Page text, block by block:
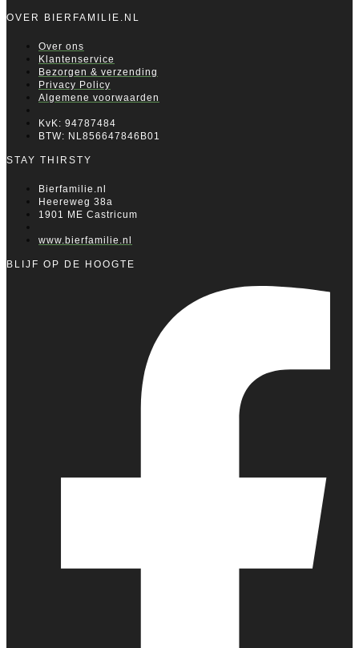
OVER BIERFAMILIE.NL
Over ons
Klantenservice
Bezorgen & verzending
Privacy Policy
Algemene voorwaarden
KvK: 94787484
BTW: NL856647846B01
STAY THIRSTY
Bierfamilie.nl
Heereweg 38a
1901 ME Castricum
www.bierfamilie.nl
BLIJF OP DE HOOGTE